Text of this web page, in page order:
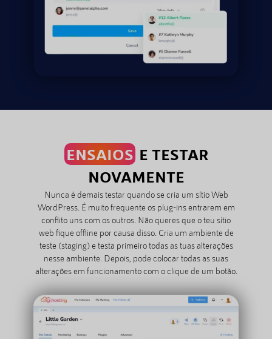
ENSAIOSE TESTAR
NOVAMENTE
Nunca é demais testar quando se cria um sítio Web
WordPress. É muito frequente os plug-ins entrarem em
conflito uns com os outros. Não queres que o teu sítio
web fique offline por causa disso. Cria um ambiente de
teste (staging) e testa primeiro todas as tuas alterações
nesse ambiente. Depois, pode colocar todas as suas
alterações em funcionamento com o clique de um botão.